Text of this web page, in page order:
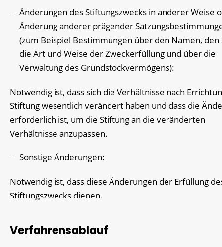
Änderungen des Stiftungszwecks in anderer Weise
Änderung anderer prägender
(zum Beispiel Bestimmungen über den Namen, den
die Art und Weise der Zweckerfüllung und über die
Verwaltung des Grundstockvermögens):
Notwendig ist, dass sich die Verhältnisse nach
Stiftung wesentlich verändert haben und dass die
erforderlich ist, um die Stiftung an die veränderten
Verhältnisse anzupassen.
Sonstige Änderungen:
Notwendig ist, dass diese Änderungen der Erfüllung
Stiftungszwecks dienen.
Verfahrensablauf